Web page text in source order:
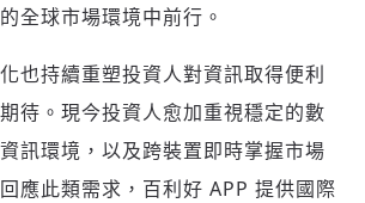
掌握國際政經脈動
驗證
全球市場環境中前行。
也持續重塑投資人對資訊取得便利
待。現今投資人愈加重視穩定的數
訊環境，以及跨裝置即時掌握市場
應此類需求，百利好 APP 提供國際